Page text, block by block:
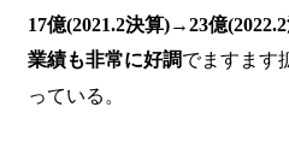
17億(2021.2決算)→23億
業績も非常に好調でますます
っている。